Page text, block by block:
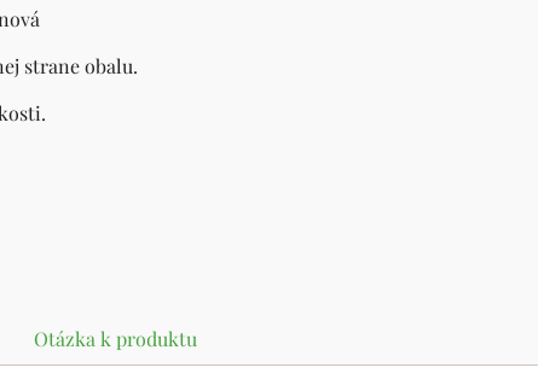
strane obalu.
Otázka k produktu